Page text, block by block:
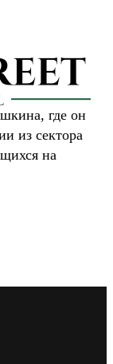
где он
из сектора
на